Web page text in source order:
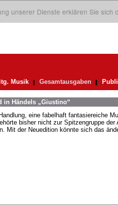
unserer Dienste erklären Sie sich
Musik Gesamtausgaben
in Händels „Giustino“
eine fabelhaft fantasiereiche
bisher nicht zur Spitzengruppe der
Mit der Neuedition könnte sich das